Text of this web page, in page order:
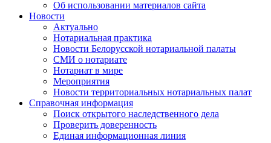
Об использовании материалов сайта
Новости
Актуально
Нотариальная практика
Новости Белорусской нотариальной палаты
СМИ о нотариате
Нотариат в мире
Мероприятия
Новости территориальных нотариальных палат
Справочная информация
Поиск открытого наследственного дела
Проверить доверенность
Единая информационная линия